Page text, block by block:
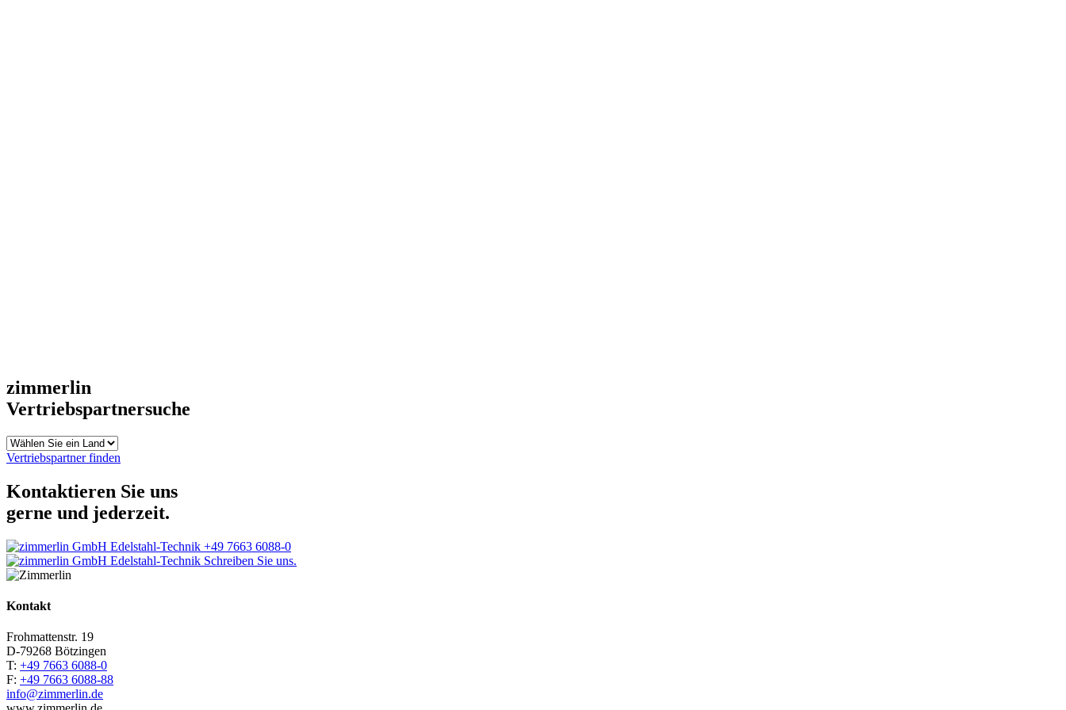
zimmerlin
Vertriebspartnersuche
Vertriebspartner finden
Kontaktieren Sie uns
gerne und jederzeit.
+49 7663 6088-0
Schreiben Sie uns.
Kontakt
Frohmattenstr. 19
D-79268 Bötzingen
T: +49 7663 6088-0
F: +49 7663 6088-88
info@zimmerlin.de